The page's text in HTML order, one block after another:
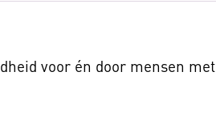
voor én door mensen met